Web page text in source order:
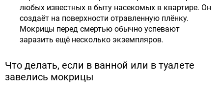
любых известных в быту насекомых в квартире. Он
создаёт на поверхности отравленную плёнку.
Мокрицы перед смертью обычно успевают
заразить ещё несколько экземпляров.
Что делать, если в ванной или в туалете
завелись мокрицы